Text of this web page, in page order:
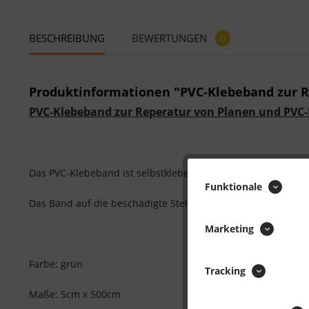
BESCHREIBUNG BEWERTUNGEN 0
Produktinformationen "PVC-Klebeband zur
PVC-Klebeband zur Reperatur von Planen und
Das PVC-Klebeband ist selbstklebend und gestaltet eine
Das Band auf die beschädigte Stelle kleben und festdrücken.
Farbe: grün
Maße: 5cm x 500cm
Funktionale
Marketing
Tracking